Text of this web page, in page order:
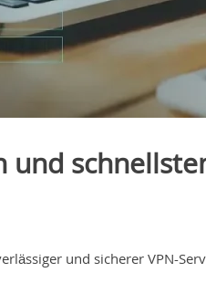
und
und sicherer VPN-